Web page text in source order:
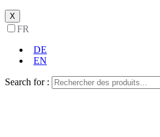
X
FR
DE
EN
Search for :